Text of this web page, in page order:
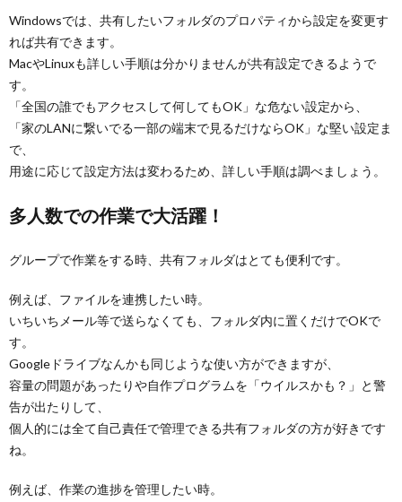
Windowsでは、共有したいフォルダのプロパティから設定を変更す
れば共有できます。
MacやLinuxも詳しい手順は分かりませんが共有設定できるようで
す。
「全国の誰でもアクセスして何してもOK」な危ない設定から、
「家のLANに繋いでる一部の端末で見るだけならOK」な堅い設定ま
で、
用途に応じて設定方法は変わるため、詳しい手順は調べましょう。
多人数での作業で大活躍！
グループで作業をする時、共有フォルダはとても便利です。
例えば、ファイルを連携したい時。
いちいちメール等で送らなくても、フォルダ内に置くだけでOKで
す。
Googleドライブなんかも同じような使い方ができますが、
容量の問題があったりや自作プログラムを「ウイルスかも？」と警
告が出たりして、
個人的には全て自己責任で管理できる共有フォルダの方が好きです
ね。
例えば、作業の進捗を管理したい時。